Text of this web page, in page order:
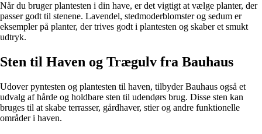
Når du bruger plantesten i din have, er det vigtigt at vælge planter, der
passer godt til stenene. Lavendel, stedmoderblomster og sedum er
eksempler på planter, der trives godt i plantesten og skaber et smukt
udtryk.
Sten til Haven og Trægulv fra Bauhaus
Udover pyntesten og plantesten til haven, tilbyder Bauhaus også et
udvalg af hårde og holdbare sten til udendørs brug. Disse sten kan
bruges til at skabe terrasser, gårdhaver, stier og andre funktionelle
områder i haven.